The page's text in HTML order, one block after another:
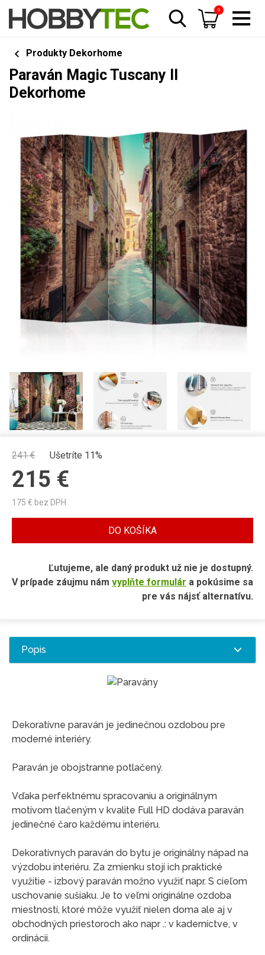
0
Produkty Dekorhome
Paraván Magic Tuscany II
Dekorhome
241€ Ušetríte 11%
215 €
175 € bez DPH
DO KOŠÍKA
Ľutujeme, ale daný produkt už nie je dostupný.
V prípade záujmu nám vyplňte formulár a pokúsime sa
pre vás nájsť alternatívu.
Popis
Dekoratívne paraván je jedinečnou ozdobou pre
moderné interiéry.
Paraván je obojstranne potlačený.
Vďaka perfektnému spracovaniu a originálnym
motívom tlačeným v kvalite Full HD dodáva paraván
jedinečné čaro každému interiéru.
Dekoratívnych paraván do bytu je originálny nápad na
výzdobu interiéru. Za zmienku stojí ich praktické
využitie - izbový paraván možno využiť napr. S cieľom
uschovanie sušiaku. Je to veľmi originálne ozdoba
miestností, ktoré môže využiť nielen doma ale aj v
obchodných priestoroch ako napr .: v kaderníctve, v
ordinácii.